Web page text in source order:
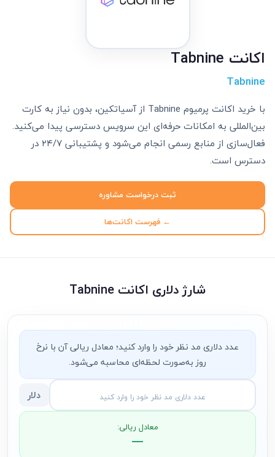
اکانت Tabnine
Tabnine
با خرید اکانت پرمیوم Tabnine از آسیاتکین، بدون نیاز به کارت
بین‌المللی به امکانات حرفه‌ای این سرویس دسترسی پیدا می‌کنید.
فعال‌سازی از منابع رسمی انجام می‌شود و پشتیبانی ۲۴/۷ در
دسترس است.
ثبت درخواست مشاوره
← فهرست اکانت‌ها
شارژ دلاری اکانت Tabnine
عدد دلاری مد نظر خود را وارد کنید؛ معادل ریالی آن با نرخ
روز به‌صورت لحظه‌ای محاسبه می‌شود.
دلار
معادل ریالی:
—